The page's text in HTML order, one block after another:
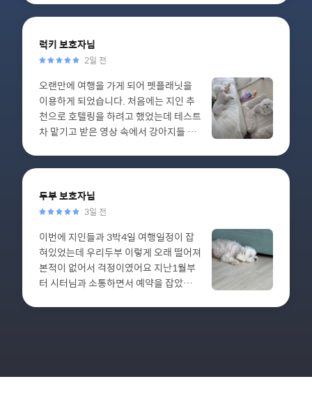
족 이외에는 절대 하지 않는 행동들을 조
금씩 하는걸 보고 너무 신기했답니다 😍
골 어르신도 마음 편히 뵙고 왔어요! 일지
도 항상 사랑 가득 정성 가득하게 써주시
고, 산책도 감자 좋아하는 공놀이도 해주
시고, 밤에 거실에서 같이 주무셔주시기
럭키보호자님
2일 전
오랜만에 여행을 가게 되어 펫플래닛을
이용하게 되었습니다. 처음에는 지인 추
천으로 호텔링을 하려고 했었는데 테스트
차 맡기고 받은 영상 속에서 강아지들 표
봄이라 걱정이 많았지만 처음부터 아이들
의 특징과 하루생활에 대해 상세하게 물
로 만나뵈니 마음이 편안해졌답니다. 일
지도 자주 보내주시고 중간중간 소통도
원활히 해주셔서 안심하고 편히 여행을
다녀올수있었어요. 무엇보다 보내주시는
두부보호자님
3일 전
이번에 지인들과 3박4일 여행일정이 잡
혀있었는데 우리두부 이렇게 오래 떨어져
본적이 없어서 걱정이였어요 지난1월부
터 시터님과 소통하면서 예약을 잡았고
편하게 잘있는 사진보면 제가 걱정이 안